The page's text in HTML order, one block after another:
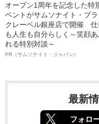
オープン1周年を記念した特
ベントがサムソナイト・ブラ
クレーベル銀座店で開催 仕
も人生も自分らしく～笑顔あ
れる特別対談～
PR（サムソナイト・ジャパン）
最新
フォロ